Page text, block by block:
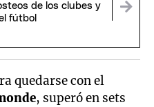
de los clubes y
fútbol
quedarse con el
, superó en sets